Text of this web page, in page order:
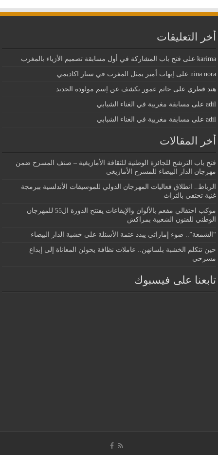
أخر التعليقات
karima على فتح باب المشاركة في أول مسابقة تصميم الأزياء بالمغرب
nina nora على إيهاب أمير يمثل المغرب في ستار اكاديمي
هند قطري على حاتم عمور يكشف عن إسم مولوده الجديد
adil على مسابقة مغربية في الغناء الشبابي
adil على مسابقة مغربية في الغناء الشبابي
أخر المقالات
فتح باب الترشح للجائزة الوطنية للثقافة الأمازيغية – صنف المسرح ضمن
مهرجان الدار البيضاء للمسرح الأمازيغي
الرباط.. انطلاق فعاليات المهرجان الدولي للموسيقات الأندلسية ببرمجة
غنية تحتفي بالتراث
موكب احتفالي مفعم بالألوان والإيقاعات يفتتح الدورة ال55 للمهرجان
الوطني للفنون الشعبية بمراكش
“الشمعة”.. ضوء إماراتي يبدد عتمة الأسئلة على خشبة الدار البيضاء
حين تتكلم الخشبة بلسانهن.. عاملات نظافة يحولن المعاناة إلى إبداع
مسرحي
تابعنا على فيسبوك